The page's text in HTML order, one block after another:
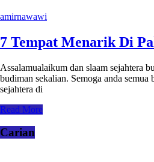
amirnawawi
7 Tempat Menarik Di
Assalamualaikum dan slaam sejahtera
budiman sekalian. Semoga anda semua
sejahtera di
Read More
Carian